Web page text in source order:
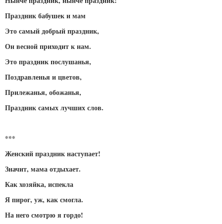
Праздник бабушек и мам
Это самый добрый праздник,
Он весной приходит к нам.
Это праздник послушанья,
Поздравленья и цветов,
Прилежанья, обожанья,
Праздник самых лучших слов.
***
Женский праздник наступает!
Значит, мама отдыхает.
Как хозяйка, испекла
Я пирог, уж, как смогла.
На него смотрю я гордо!